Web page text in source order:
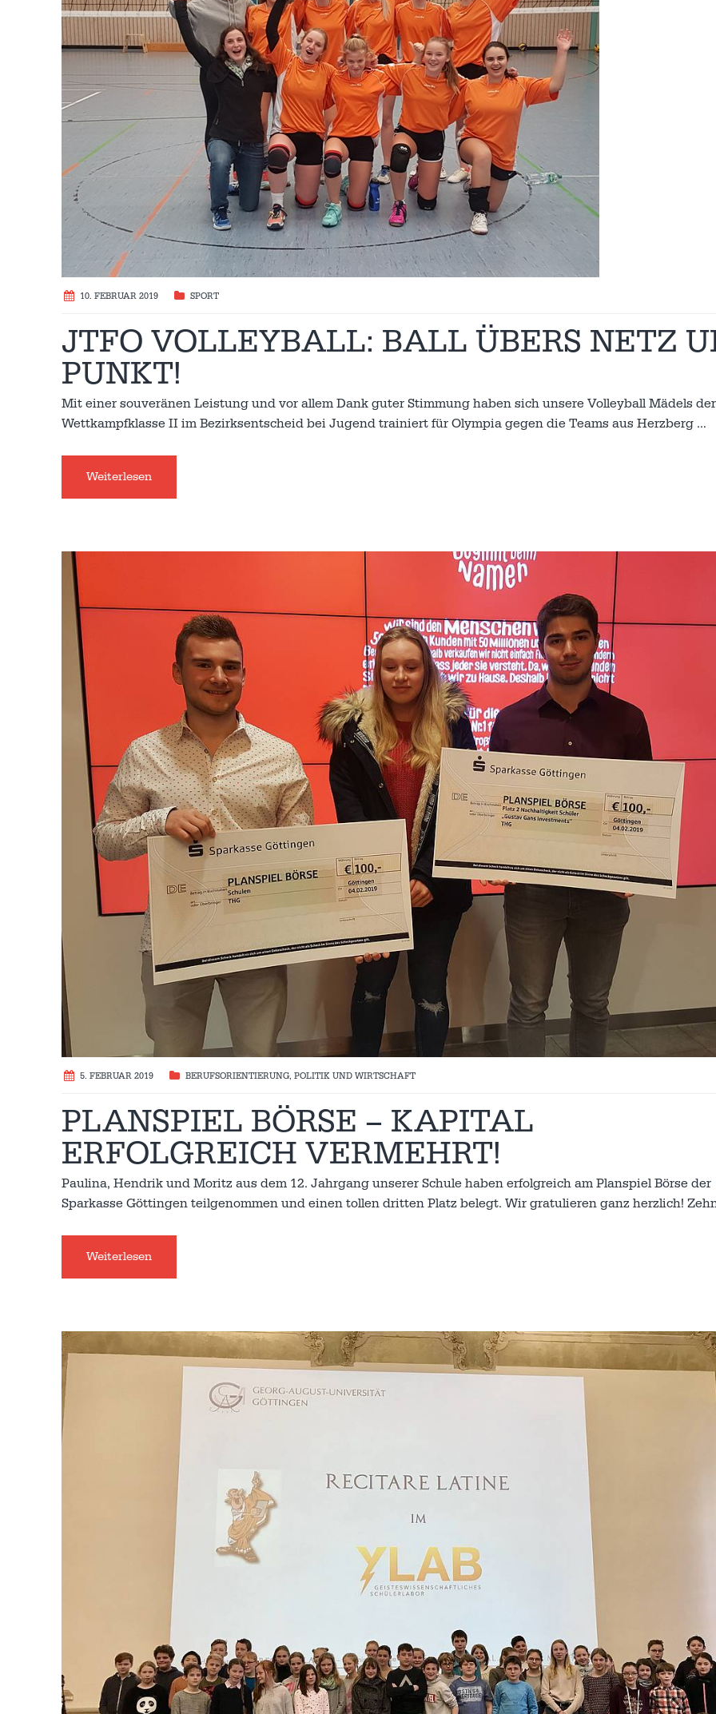
10. FEBRUAR 2019 SPORT
JTFO VOLLEYBALL: BALL ÜBERS NETZ
PUNKT!
Mit einer souveränen Leistung und vor allem Dank guter Stimmung haben sich unsere Volleyball Mädels der
Wettkampfklasse II im Bezirksentscheid bei Jugend trainiert für Olympia gegen die Teams aus Herzberg …
Weiterlesen
5. FEBRUAR 2019 BERUFSORIENTIERUNG, POLITIK UND WIRTSCHAFT
PLANSPIEL BÖRSE – KAPITAL
ERFOLGREICH VERMEHRT!
Paulina, Hendrik und Moritz aus dem 12. Jahrgang unserer Schule haben erfolgreich am Planspiel Börse der
Sparkasse Göttingen teilgenommen und einen tollen dritten Platz belegt. Wir gratulieren ganz herzlich!
Weiterlesen